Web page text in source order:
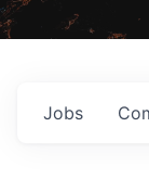
Jobs